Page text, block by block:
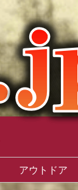
アウトドア